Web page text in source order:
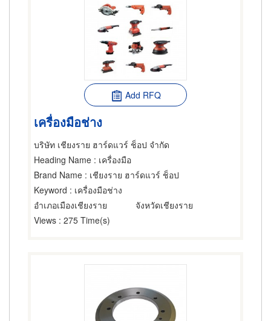
Add RFQ
เครื่องมือช่าง
บริษัท เชียงราย ฮาร์ดแวร์ ช็อป จำกัด
Heading Name : เครื่องมือ
Brand Name : เชียงราย ฮาร์ดแวร์ ช็อป
Keyword : เครื่องมือช่าง
อำเภอเมืองเชียงราย
จังหวัดเชียงราย
Views : 275 Time(s)